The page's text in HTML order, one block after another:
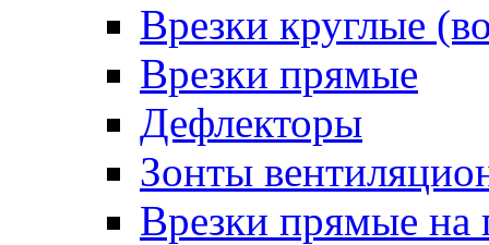
Врезки круглые
Врезки прямые
Дефлекторы
Зонты
Врезки прямые на